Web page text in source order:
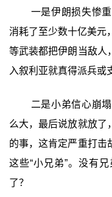
一是伊朗损失惨
消耗了至少数十亿美元
等武装都把伊朗当敌人
入叙利亚就真得派兵或
二是小弟信心崩
么大，最后说放就放了
的事，这肯定严重打击
这些“小兄弟”。没有
了？